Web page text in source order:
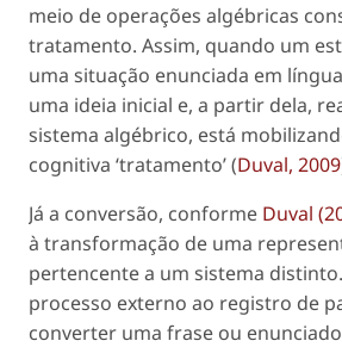
meio de operações algébricas
tratamento. Assim, quando um
uma situação enunciada em
uma ideia inicial e, a partir dela,
sistema algébrico, está
cognitiva ‘tratamento’ (Duval, 2009
Já a conversão, conforme Duval
à transformação de uma
pertencente a um sistema
processo externo ao registro de
converter uma frase ou